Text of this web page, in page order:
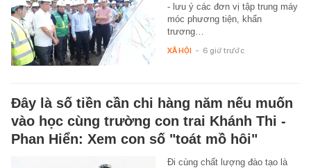
- lưu ý các đơn vị tập trung máy
móc phương tiện, khẩn
trương…
XÃ HỘI - 6 giờ trước
Đây là số tiền cần chi hàng năm nếu muốn
vào học cùng trường con trai Khánh Thi -
Phan Hiển: Xem con số "toát mồ hôi"
Đi cùng chất lượng đào tạo là